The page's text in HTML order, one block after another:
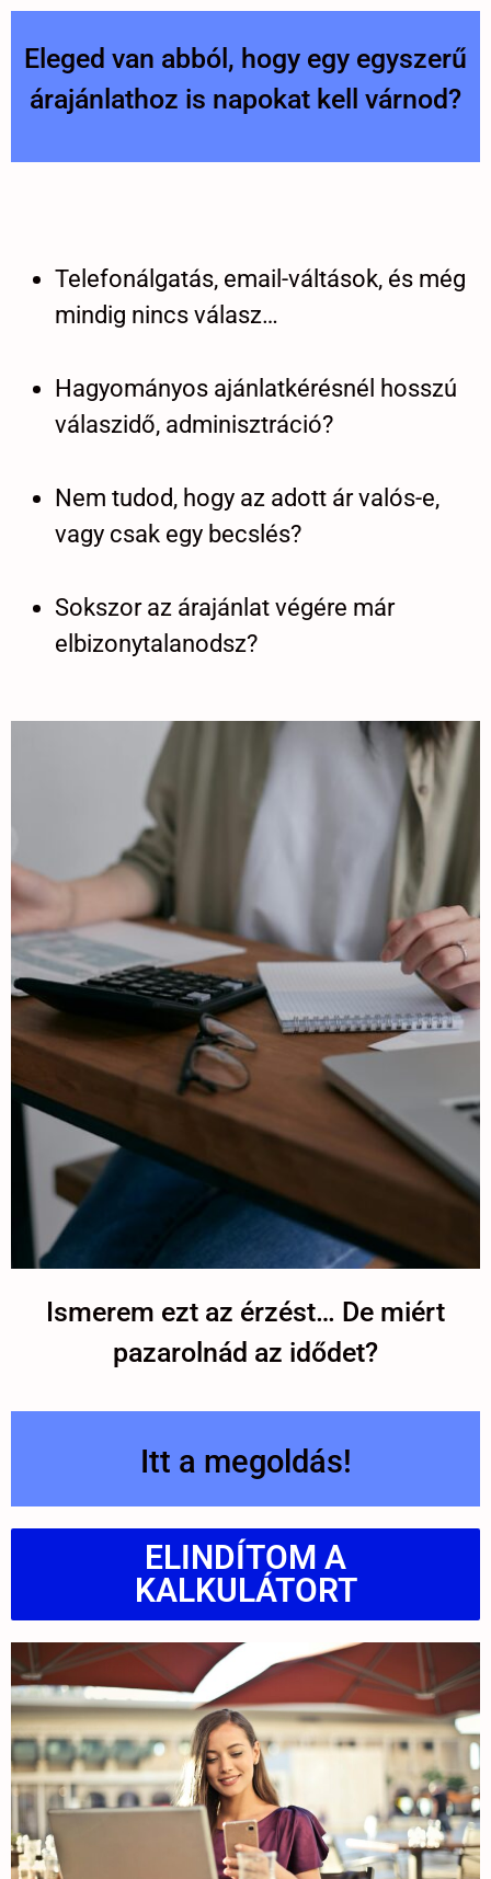
Eleged van abból, hogy egy egyszerű
árajánlathoz is napokat kell várnod?
Telefonálgatás, email-váltások, és még
mindig nincs válasz…
Hagyományos ajánlatkérésnél hosszú
válaszidő, adminisztráció?
Nem tudod, hogy az adott ár valós-e,
vagy csak egy becslés?
Sokszor az árajánlat végére már
elbizonytalanodsz?
Ismerem ezt az érzést… De miért
pazarolnád az idődet?
Itt a megoldás!
ELINDÍTOM A
KALKULÁTORT